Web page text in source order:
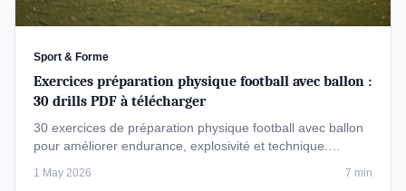
Sport & Forme
Exercices préparation physique football avec ballon :
30 drills PDF à télécharger
30 exercices de préparation physique football avec ballon
pour améliorer endurance, explosivité et technique.
1 May 2026 7 min